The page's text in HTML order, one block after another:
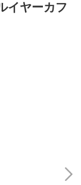
イヤーカフ